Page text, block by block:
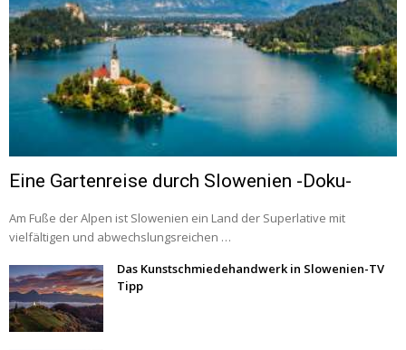
Eine Gartenreise durch Slowenien -Doku-
Am Fuße der Alpen ist Slowenien ein Land der Superlative mit
vielfältigen und abwechslungsreichen …
Das Kunstschmiedehandwerk in Slowenien-TV
Tipp